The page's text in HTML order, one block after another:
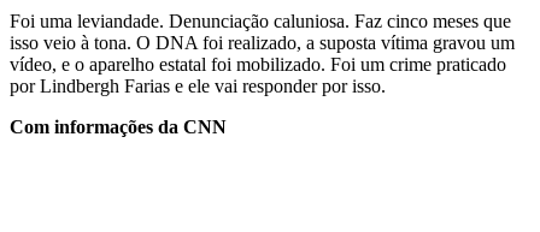
Foi uma leviandade. Denunciação caluniosa. Faz cinco meses que
isso veio à tona. O DNA foi realizado, a suposta vítima gravou um
vídeo, e o aparelho estatal foi mobilizado. Foi um crime praticado
por Lindbergh Farias e ele vai responder por isso.
Com informações da CNN